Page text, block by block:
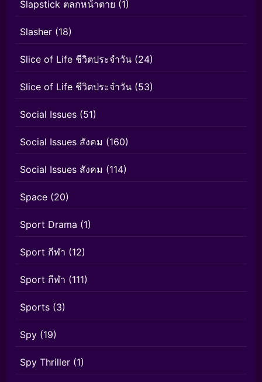
Slapstick ตลกหน้าตาย (1)
Slasher (18)
Slice of Life ชีวิตประจำวัน (24)
Slice of Life ชีวิตประจำวัน (53)
Social Issues (51)
Social Issues สังคม (160)
Social Issues สังคม (114)
Space (20)
Sport Drama (1)
Sport กีฬา (12)
Sport กีฬา (111)
Sports (3)
Spy (19)
Spy Thriller (1)